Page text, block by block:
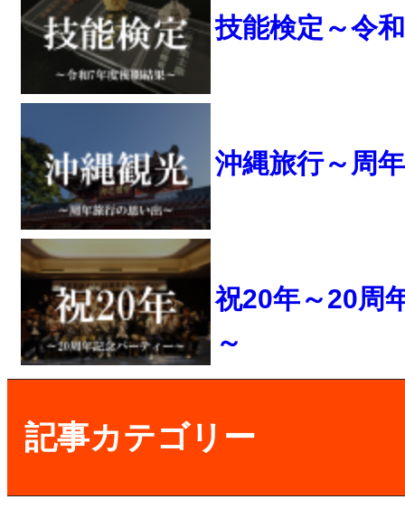
技能検定～令
沖縄旅行～周
祝20年～20周
～
記事カテゴリー